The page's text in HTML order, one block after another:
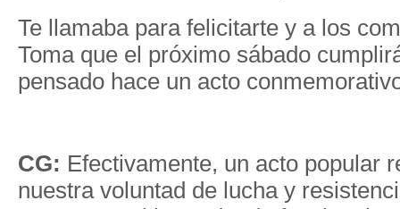
Te llamaba para felicitarte y a los
Toma que el próximo sábado
pensado hace un acto
CG: Efectivamente, un acto popular
nuestra voluntad de lucha y